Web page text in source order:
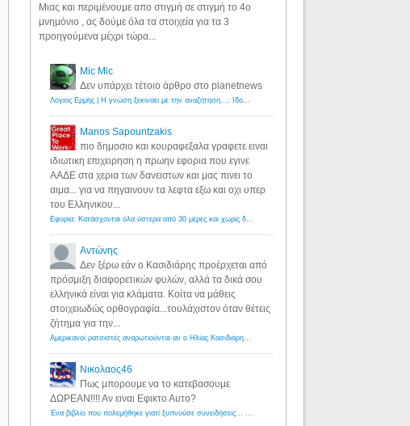
Μιας και περιμένουμε απο στιγμή σε στιγμή το 4ο
μνημόνιο , ας δούμε όλα τα στοιχεία για τα 3
προηγούμενα μέχρι τώρα...
Mic Mic
Δεν υπάρχει τέτοιο άρθρο στο planetnews
Λόγιος Ερμής | Η γνώση ξεκινάει με την αναζήτηση...: Ιδού οι 18 που χρωστούν 11 δις ευρώ!
Manos Sapountzakis
πιο δημοσιο και κουραφεξαλα γραφετε ειναι
ιδιωτικη επιχειρηση η πρωην εφορια που εγινε
ΑΑΔΕ στα χερια των δανειστων και μας πινει το
αιμα... για να πηγαινουν τα λεφτα εξω και οχι υπερ
του Ελληνικου...
Εφορία: Κατάσχονται όλα ύστερα από 30 μέρες και χωρίς δικαστικές αποφάσεις - Λόγιος Ερμής
Αντώνης
Δεν ξέρω εάν ο Κασιδιάρης προέρχεται από
πρόσμιξη διαφορετικών φυλών, αλλά τα δικά σου
ελληνικά είναι για κλάματα. Κοίτα να μάθεις
στοιχειωδώς ορθογραφία...τουλάχιστον όταν θέτεις
ζήτημα για την...
Αμερικανοί ρατσιστές αναρωτιούνται αν ο Ηλίας Κασιδιάρης ανήκει στη λευκή φυλή... - Λόγιος Ερμής
Νικολαος46
Πως μπορουμε να το κατεβασουμε
ΔΩΡΕΑΝ!!!! Αν ειναι Εφικτο Αυτο?
Ένα βιβλίο που πολεμήθηκε γιατί ξυπνούσε συνειδήσεις... - Λόγιος Ερμής | Η γνώση ξεκινάει με την αναζήτηση...